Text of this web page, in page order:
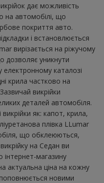
дає можливість
на автомобілі, що
покриття авто.
і встановлюється
вирізається на ріжучому
дозволяє уникнути
каталозі
крила частково на
викрійки
деталей автомобіля.
як: капот, крила,
плівка LLumar
що обклеюються,
на Седан ви
магазину
актуальна ціна на кожну
новими